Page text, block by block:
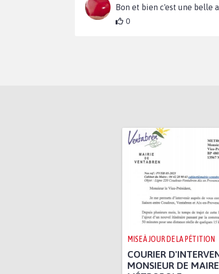
Bon et bien c'est une belle
0
MISE À JOUR DE LA PÉTITION
COURIER
MONSIEUR DE